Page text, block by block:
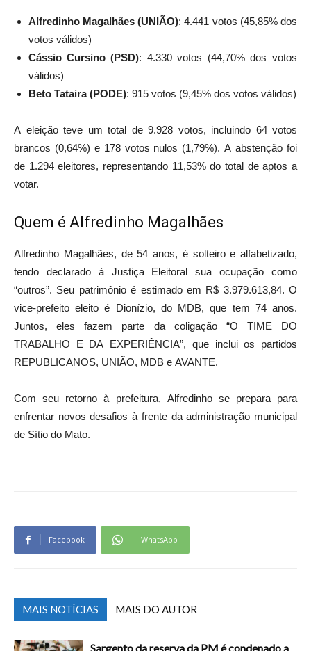
Alfredinho Magalhães (UNIÃO): 4.441 votos (45,85% dos
votos válidos)
Cássio Cursino (PSD): 4.330 votos (44,70% dos votos
válidos)
Beto Tataira (PODE): 915 votos (9,45% dos votos válidos)
A eleição teve um total de 9.928 votos, incluindo 64 votos
brancos (0,64%) e 178 votos nulos (1,79%). A abstenção foi
de 1.294 eleitores, representando 11,53% do total de aptos a
votar.
Quem é Alfredinho Magalhães
Alfredinho Magalhães, de 54 anos, é solteiro e alfabetizado,
tendo declarado à Justiça Eleitoral sua ocupação como
“outros”. Seu patrimônio é estimado em R$ 3.979.613,84. O
vice-prefeito eleito é Dionízio, do MDB, que tem 74 anos.
Juntos, eles fazem parte da coligação “O TIME DO
TRABALHO E DA EXPERIÊNCIA”, que inclui os partidos
REPUBLICANOS, UNIÃO, MDB e AVANTE.
Com seu retorno à prefeitura, Alfredinho se prepara para
enfrentar novos desafios à frente da administração municipal
de Sítio do Mato.
Facebook WhatsApp
MAIS NOTÍCIAS MAIS DO AUTOR
Sargento da reserva da PM é condenado a